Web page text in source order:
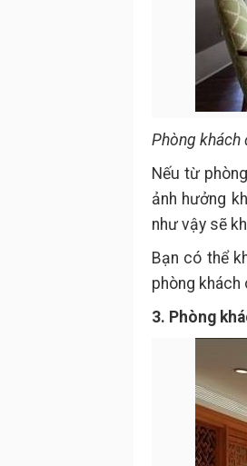
Phòng khách
Nếu từ
ảnh hưởng
như vậy sẽ
Bạn có thể
phòng khách
3. Phòng